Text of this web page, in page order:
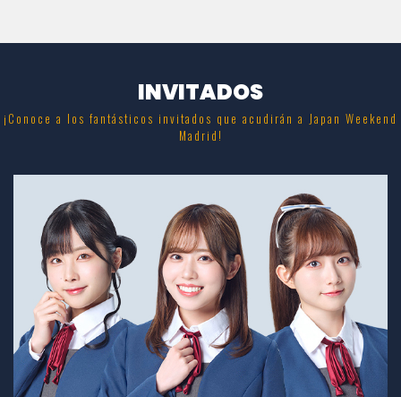
INVITADOS
¡Conoce a los fantásticos invitados que acudirán a Japan Weekend
Madrid!